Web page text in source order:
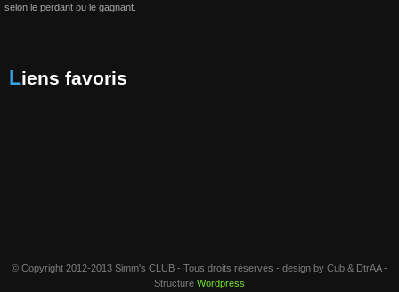
selon le perdant ou le gagnant.
Liens favoris
© Copyright 2012-2013 Simm's CLUB - Tous droits réservés - design by Cub & DtrAA -
Structure Wordpress